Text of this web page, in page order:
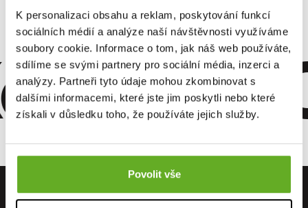
K personalizaci obsahu a reklam, poskytování funkcí
sociálních médií a analýze naší návštěvnosti využíváme
soubory cookie. Informace o tom, jak náš web používáte,
sdílíme se svými partnery pro sociální média, inzerci a
analýzy. Partneři tyto údaje mohou zkombinovat s
dalšími informacemi, které jste jim poskytli nebo které
získali v důsledku toho, že používáte jejich služby.
Povolit vše